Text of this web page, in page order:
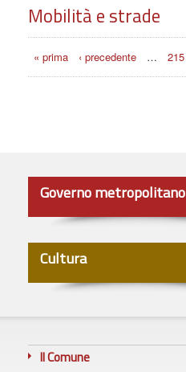
Mobilità e strade
Pagine
« prima ‹ precedente … 215
Governo metropolitano
Cultura
Il Comune